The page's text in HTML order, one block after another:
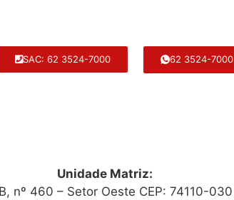
SAC: 62 3524-7000 62 3524-7000
Unidade Matriz:
nº 460 – Setor Oeste CEP: 74110-030